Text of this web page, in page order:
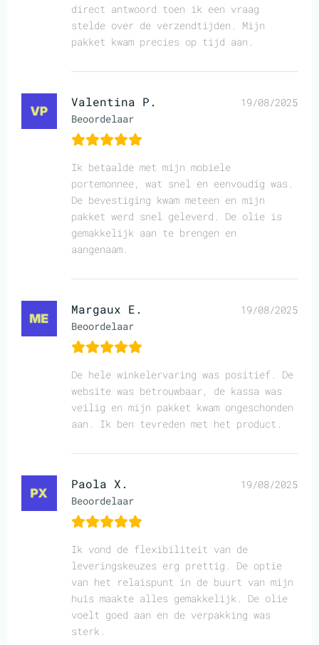
direct antwoord toen ik een vraag
stelde over de verzendtijden. Mijn
pakket kwam precies op tijd aan.
Valentina P.
Beoordelaar
19/08/2025
Ik betaalde met mijn mobiele
portemonnee, wat snel en eenvoudig was.
De bevestiging kwam meteen en mijn
pakket werd snel geleverd. De olie is
gemakkelijk aan te brengen en
aangenaam.
Margaux E.
Beoordelaar
19/08/2025
De hele winkelervaring was positief. De
website was betrouwbaar, de kassa was
veilig en mijn pakket kwam ongeschonden
aan. Ik ben tevreden met het product.
Paola X.
Beoordelaar
19/08/2025
Ik vond de flexibiliteit van de
leveringskeuzes erg prettig. De optie
van het relaispunt in de buurt van mijn
huis maakte alles gemakkelijk. De olie
voelt goed aan en de verpakking was
sterk.